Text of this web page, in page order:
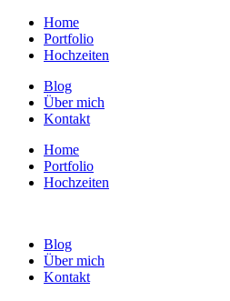
Home
Portfolio
Hochzeiten
Blog
Über mich
Kontakt
Home
Portfolio
Hochzeiten
Blog
Über mich
Kontakt